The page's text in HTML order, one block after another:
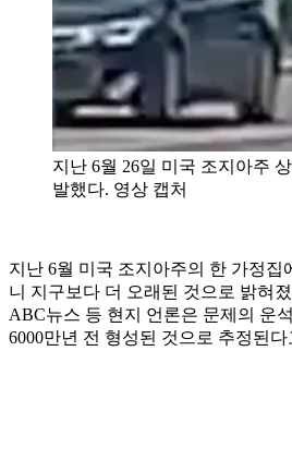
지난 6월 26일 미국 조지아주
발했다. 영상 캡처
지난 6월 미국 조지아주의 한 가정집
니 지구보다 더 오래된 것으로 밝혀
ABC뉴스 등 현지 언론은 문제의 운
6000만년 전 형성된 것으로 추정된